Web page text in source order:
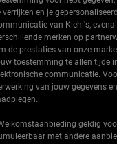
verrijken en je
van Kiehl's,
merken op
de prestaties van onze
toestemming te allen tijde
communicatie.
van jouw gegevens
geldig
met andere